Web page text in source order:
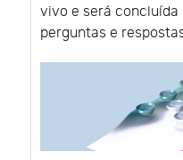
vivo e será concluída
perguntas e